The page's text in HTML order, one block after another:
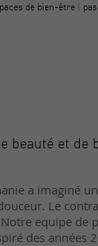
de bien-être
beauté et de
a imaginé
Le
equipe de
des années